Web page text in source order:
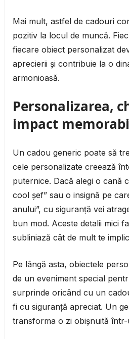
Mai mult, astfel de cadouri
pozitiv la locul de muncă.
fiecare obiect personalizat
aprecierii și contribuie la o
armonioasă.
Personalizarea,
impact
Un cadou generic poate să
cele personalizate creează
puternice. Dacă alegi o cană
cool șef” sau o insignă pe
anului”, cu siguranță vei
bun mod. Aceste detalii mici
subliniază cât de mult te
Pe lângă asta, obiectele
de un eveniment special
surprinde oricând cu un
fi cu siguranță apreciat. Un
transforma o zi obișnuită într-